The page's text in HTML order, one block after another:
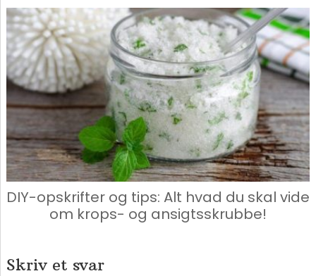
DIY-opskrifter og tips: Alt hvad du skal vide
om krops- og ansigtsskrubbe!
Skriv et svar